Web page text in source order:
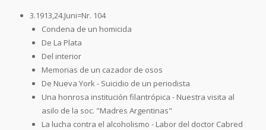
3.1913,24.Juni=Nr. 104
Condena de un homicida
De La Plata
Del interior
Memorias de un cazador de osos
De Nueva York - Suicidio de un periodista
Una honrosa institución filantrópica - Nuestra visita al
asilo de la soc. "Madres Argentinas"
La lucha contra el alcoholismo - Labor del doctor Cabred